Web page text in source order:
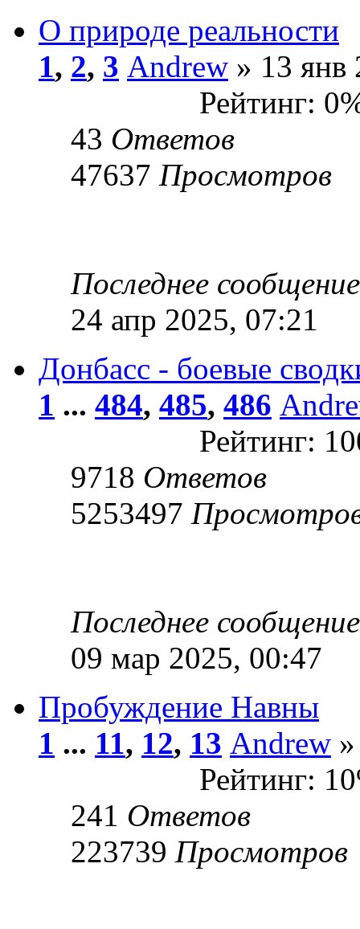
О природе реальности
1, 2, 3 Andrew » 13 янв
Рейтинг:
43 Ответов
47637 Просмотров
Последнее
24 апр 2025, 07:21
Донбасс - боевые
1 ... 484, 485, 486
Рейтинг:
9718 Ответов
5253497
Последнее
09 мар 2025, 00:47
Пробуждение Навны
1 ... 11, 12, 13 Andrew
Рейтинг:
241 Ответов
223739 Просмотров